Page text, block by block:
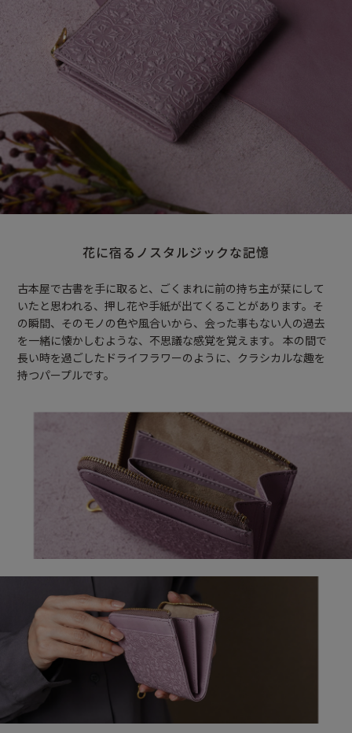
花に宿るノスタルジックな記憶
古本屋で古書を手に取ると、ごくまれに前の持ち主が栞にして
いたと思われる、押し花や手紙が出てくることがあります。そ
の瞬間、そのモノの色や風合いから、会った事もない人の過去
を一緒に懐かしむような、不思議な感覚を覚えます。 本の間で
長い時を過ごしたドライフラワーのように、クラシカルな趣を
持つパープルです。